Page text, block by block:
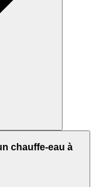
chauffe-eau à